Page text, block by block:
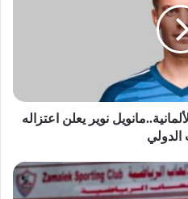
الألمانية..مانويل نوير يعلن اعتزاله
الدولي